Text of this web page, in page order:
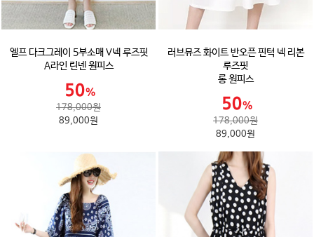
엘프 다크그레이 5부소매 V넥 루즈핏
A라인 린넨 원피스
178,000원
89,000원
러브뮤즈 화이트 반오픈 핀턱 넥 리본
루즈핏
롱 원피스
178,000원
89,000원